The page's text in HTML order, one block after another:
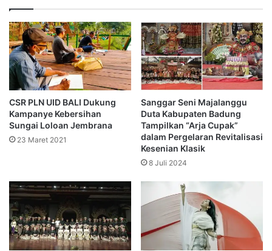
CSR PLN UID BALI Dukung
Kampanye Kebersihan
Sungai Loloan Jembrana
23 Maret 2021
Sanggar Seni Majalanggu
Duta Kabupaten Badung
Tampilkan “Arja Cupak”
dalam Pergelaran Revitalisasi
Kesenian Klasik
8 Juli 2024